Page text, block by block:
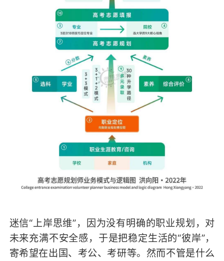
迷信“上岸思维”，因为没有明确的职业规划，对
未来充满不安全感，于是把稳定生活的“彼岸”，
寄希望在出国、考公、考研等。然而不管是什么